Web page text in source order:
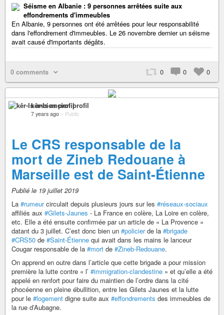
Séisme en Albanie : 9 personnes arrêtées suite aux
effondrements d'immeubles
En Albanie, 9 personnes ont été arrêtées pour leur responsabilité
dans l'effondrement d'immeubles. Le 26 novembre dernier un séisme
avait causé d'importants dégâts.
0 comments 0 0 0
kêr-Is ancien profil
7 years ago – Public
Le CRS responsable de la
mort de Zineb Redouane à
Marseille est de Saint-Étienne
Publié le 19 juillet 2019
La #rumeurcirculait depuis plusieurs jours sur les #réseaux-sociaux
affiliés aux #Gilets-Jaunes - La France en colère, La Loire en colère,
etc. Elle a été ensuite confirmée par un article de « La Provence »
datant du 3 juillet. C’est donc bien un #policierde la #brigade
#CRS50 de #Saint-Étienne qui avait dans les mains le lanceur
Cougar responsable de la #mort de #Zineb-Redouane.
On apprend en outre dans l’article que cette brigade a pour mission
première la lutte contre « l’ #immigration-clandestine » et qu’elle a été
appelé en renfort pour faire du maintien de l’ordre dans la cité
phocéenne en pleine ébullition, entre les Gilets Jaunes et la lutte
pour le #logement digne suite aux #effondrements des immeubles de
la rue d’Aubagne.